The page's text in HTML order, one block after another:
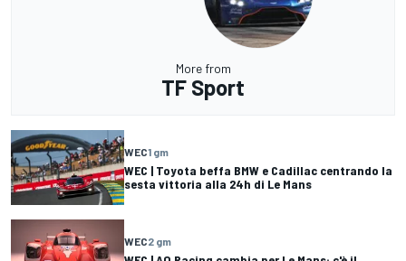
More from
TF Sport
WEC1 gm
WEC | Toyota beffa BMW e Cadillac centrando la
sesta vittoria alla 24h di Le Mans
WEC2 gm